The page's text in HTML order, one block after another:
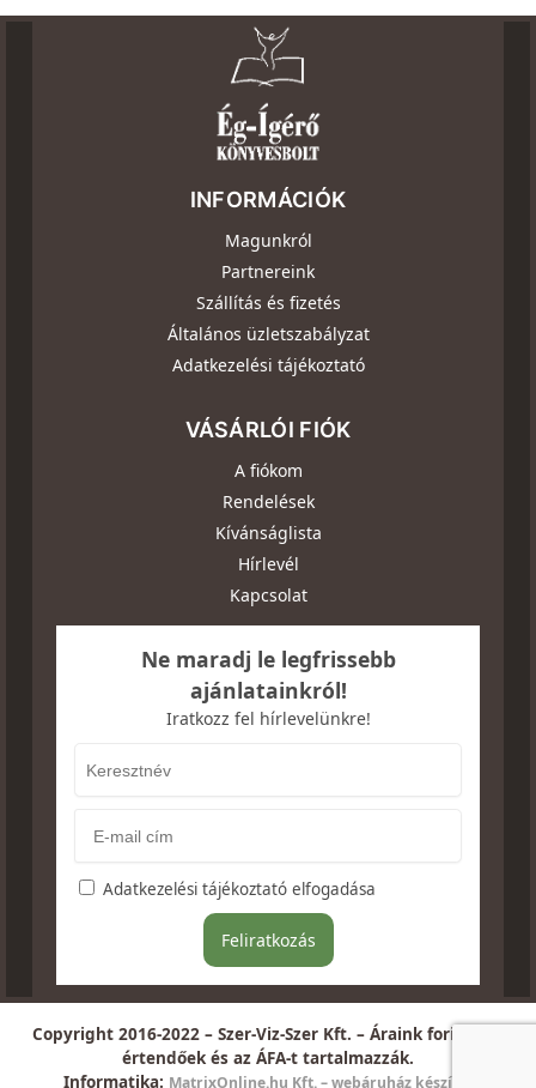
INFORMÁCIÓK
Magunkról
Partnereink
Szállítás és fizetés
Általános üzletszabályzat
Adatkezelési tájékoztató
VÁSÁRLÓI FIÓK
A fiókom
Rendelések
Kívánságlista
Hírlevél
Kapcsolat
Ne maradj le legfrissebb
ajánlatainkról!
Iratkozz fel hírlevelünkre!
Adatkezelési tájékoztató elfogadása
Copyright 2016-2022 – Szer-Viz-Szer Kft. – Áraink forintban
értendőek és az ÁFA-t tartalmazzák.
Informatika: MatrixOnline.hu Kft. – webáruház készítés